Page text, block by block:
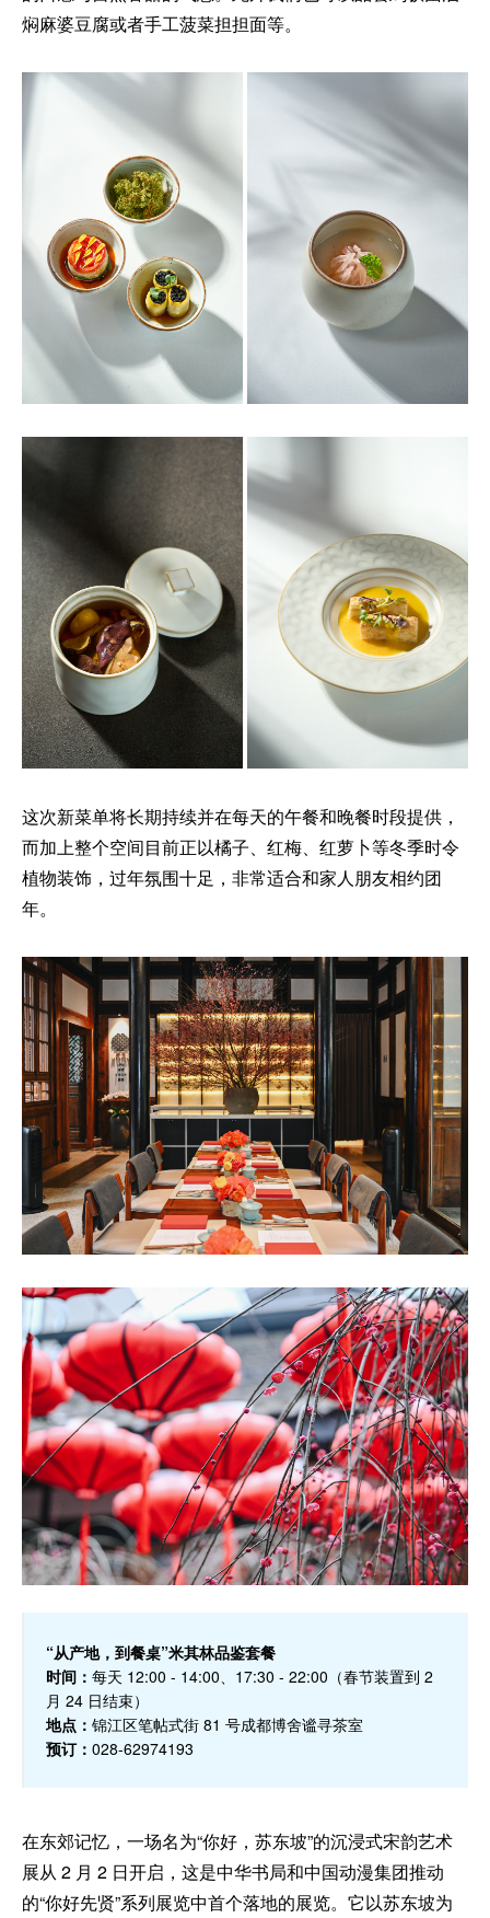
焖麻婆豆腐或者手工菠菜担担面等。
这次新菜单将长期持续并在每天的午餐和晚餐时段提供，
而加上整个空间目前正以橘子、红梅、红萝卜等冬季时令
植物装饰，过年氛围十足，非常适合和家人朋友相约团
年。
“从产地，到餐桌”米其林品鉴套餐
时间： 每天 12:00 - 14:00、17:30 - 22:00（春节装置到 2
月 24 日结束）
地点： 锦江区笔帖式街 81 号成都博舍谧寻茶室
预订： 028-62974193
在东郊记忆，一场名为“你好，苏东坡”的沉浸式宋韵艺术
展从 2 月 2 日开启，这是中华书局和中国动漫集团推动
的“你好先贤”系列展览中首个落地的展览。它以苏东坡为